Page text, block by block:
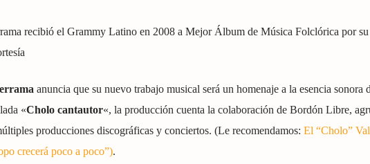
recibió el Grammy Latino en 2008 a Mejor Álbum de Música Folclórica por su
anuncia que su nuevo trabajo musical será un homenaje a la esencia sonora
«Cholo cantautor«, la producción cuenta la colaboración de Bordón Libre,
producciones discográficas y conciertos. (Le recomendamos: El “Cholo”
crecerá poco a poco”).